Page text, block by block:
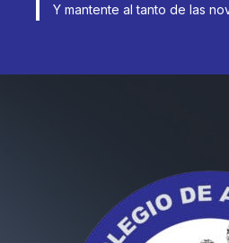
Y mantente al tanto de las